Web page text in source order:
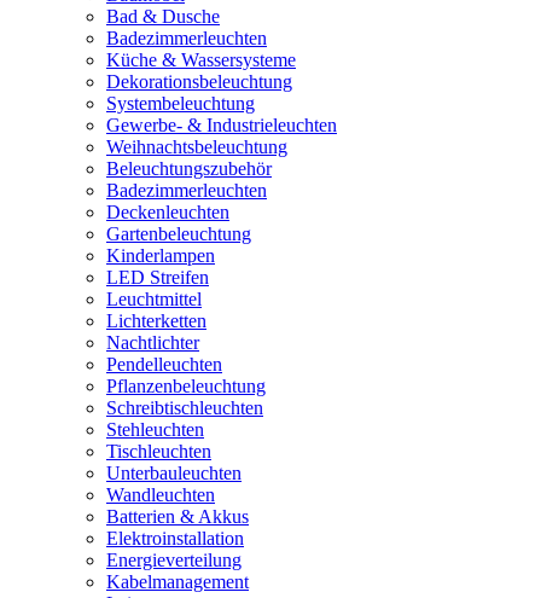
Bad & Dusche
Badezimmerleuchten
Küche & Wassersysteme
Dekorationsbeleuchtung
Systembeleuchtung
Gewerbe- & Industrieleuchten
Weihnachtsbeleuchtung
Beleuchtungszubehör
Badezimmerleuchten
Deckenleuchten
Gartenbeleuchtung
Kinderlampen
LED Streifen
Leuchtmittel
Lichterketten
Nachtlichter
Pendelleuchten
Pflanzenbeleuchtung
Schreibtischleuchten
Stehleuchten
Tischleuchten
Unterbauleuchten
Wandleuchten
Batterien & Akkus
Elektroinstallation
Energieverteilung
Kabelmanagement